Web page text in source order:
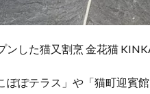
ンした猫又割烹 金花猫
ぽぽテラス」や「猫町迎賓